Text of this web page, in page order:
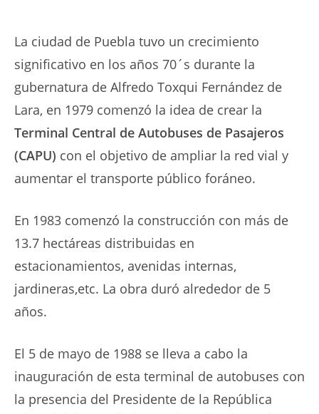
La ciudad de Puebla tuvo un crecimiento
significativo en los años 70´s durante la
gubernatura de Alfredo Toxqui Fernández de
Lara, en 1979 comenzó la idea de crear la
Terminal Central de Autobuses de Pasajeros
(CAPU) con el objetivo de ampliar la red vial y
aumentar el transporte público foráneo.
En 1983 comenzó la construcción con más de
13.7 hectáreas distribuidas en
estacionamientos, avenidas internas,
jardineras,etc. La obra duró alrededor de 5
años.
El 5 de mayo de 1988 se lleva a cabo la
inauguración de esta terminal de autobuses con
la presencia del Presidente de la República